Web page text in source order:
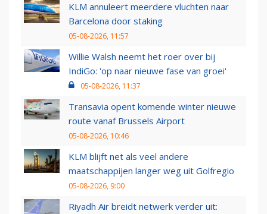
KLM annuleert meerdere vluchten naar
Barcelona door staking
05-08-2026, 11:57
Willie Walsh neemt het roer over bij
IndiGo: 'op naar nieuwe fase van groei'
05-08-2026, 11:37
Transavia opent komende winter nieuwe
route vanaf Brussels Airport
05-08-2026, 10:46
KLM blijft net als veel andere
maatschappijen langer weg uit Golfregio
05-08-2026, 9:00
Riyadh Air breidt netwerk verder uit: